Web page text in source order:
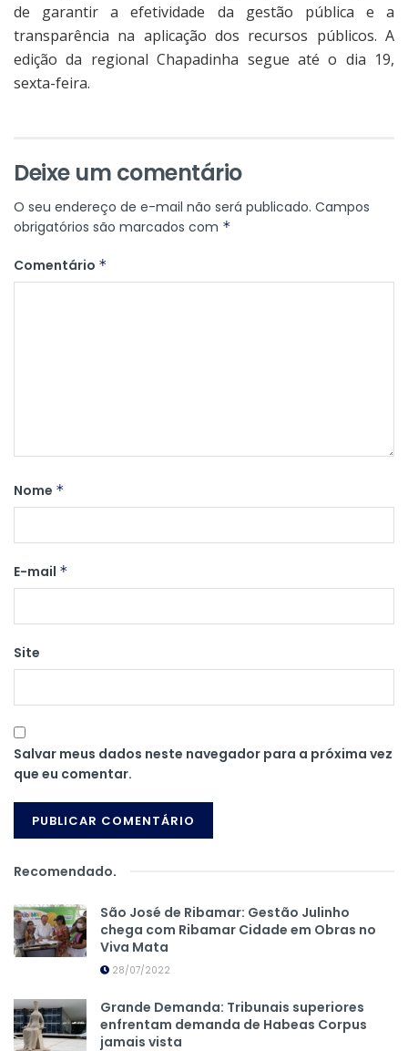
de garantir a efetividade da gestão pública e a
transparência na aplicação dos recursos públicos. A
edição da regional Chapadinha segue até o dia 19,
sexta-feira.
Deixe um comentário
O seu endereço de e-mail não será publicado. Campos
obrigatórios são marcados com *
Comentário *
Nome *
E-mail *
Site
Salvar meus dados neste navegador para a próxima vez
que eu comentar.
Recomendado.
São José de Ribamar: Gestão Julinho
chega com Ribamar Cidade em Obras no
Viva Mata
28/07/2022
Grande Demanda: Tribunais superiores
enfrentam demanda de Habeas Corpus
jamais vista